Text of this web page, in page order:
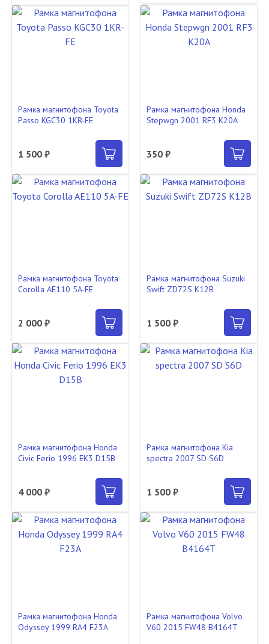
Рамка магнитофона Toyota
Passo KGC30 1KR-FE
1 500 ₽
Рамка магнитофона Honda
Stepwgn 2001 RF3 K20A
350 ₽
Рамка магнитофона Toyota
Corolla AE110 5A-FE
2 000 ₽
Рамка магнитофона Suzuki
Swift ZD72S K12B
1 500 ₽
Рамка магнитофона Honda
Civic Ferio 1996 EK3 D15B
4 000 ₽
Рамка магнитофона Kia
spectra 2007 SD S6D
1 500 ₽
Рамка магнитофона Honda
Odyssey 1999 RA4 F23A
Рамка магнитофона Volvo
V60 2015 FW48 B4164T